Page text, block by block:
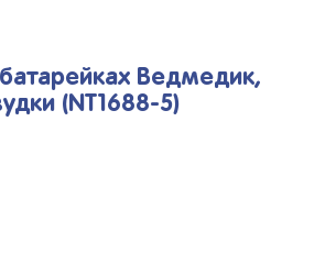
Ведмедик,
(NT1688-5)